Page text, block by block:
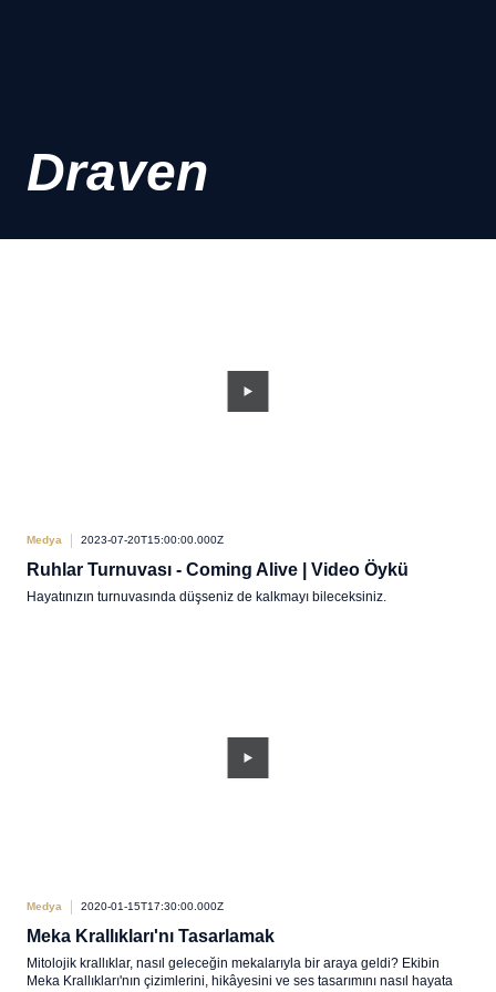
Draven
Medya 2023-07-20T15:00:00.000Z
Ruhlar Turnuvası - Coming Alive | Video Öykü
Hayatınızın turnuvasında düşseniz de kalkmayı bileceksiniz.
Medya 2020-01-15T17:30:00.000Z
Meka Krallıkları'nı Tasarlamak
Mitolojik krallıklar, nasıl geleceğin mekalarıyla bir araya geldi? Ekibin
Meka Krallıkları'nın çizimlerini, hikâyesini ve ses tasarımını nasıl hayata